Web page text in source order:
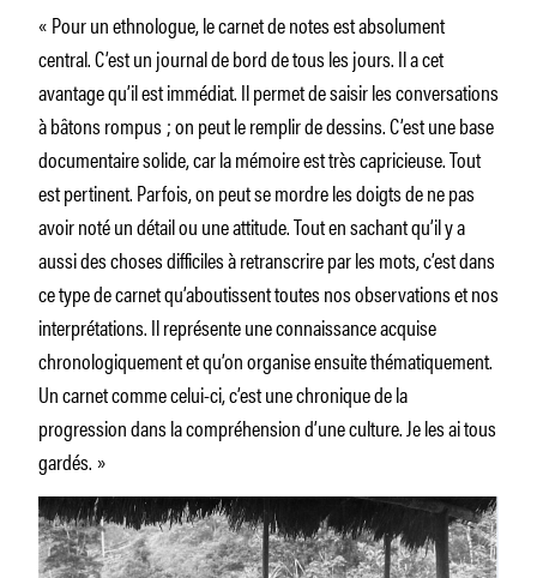
« Pour un ethnologue, le carnet de notes est absolument
central. C’est un journal de bord de tous les jours. Il a cet
avantage qu’il est immédiat. Il permet de saisir les conversations
à bâtons rompus ; on peut le remplir de dessins. C’est une base
documentaire solide, car la mémoire est très capricieuse. Tout
est pertinent. Parfois, on peut se mordre les doigts de ne pas
avoir noté un détail ou une attitude. Tout en sachant qu’il y a
aussi des choses difficiles à retranscrire par les mots, c’est dans
ce type de carnet qu’aboutissent toutes nos observations et nos
interprétations. Il représente une connaissance acquise
chronologiquement et qu’on organise ensuite thématiquement.
Un carnet comme celui-ci, c’est une chronique de la
progression dans la compréhension d’une culture. Je les ai tous
gardés. »